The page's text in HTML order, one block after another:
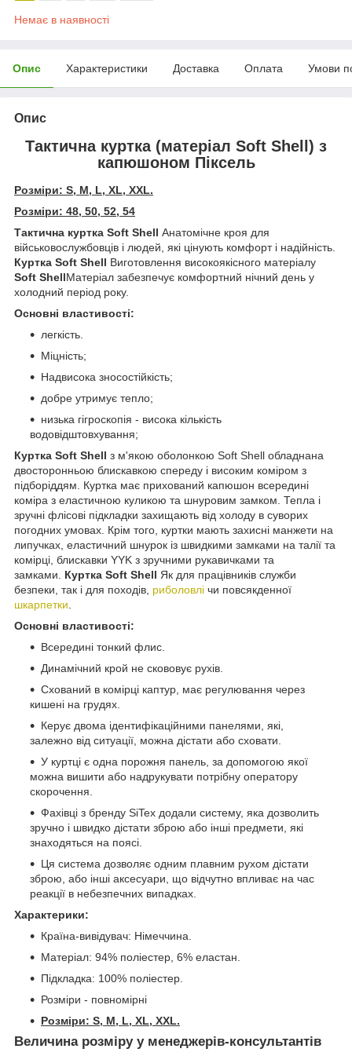
Немає в наявності
Опис Характеристики Доставка Оплата Умови
Опис
Тактична куртка (матеріал Soft Shell) з
капюшоном Піксель
Розміри: S, M, L, XL, XXL.
Розміри: 48, 50, 52, 54
Тактична куртка Soft Shell Анатомічне кроя для
військовослужбовців і людей, які цінують комфорт і надійність.
Куртка Soft Shell Виготовлення високоякісного матеріалу
Soft ShellМатеріал забезпечує комфортний нічний день у
холодний період року.
Основні властивості:
легкість.
Міцність;
Надвисока зносостійкість;
добре утримує тепло;
низька гігроскопія - висока кількість
водовідштовхування;
Куртка Soft Shell з м'якою оболонкою Soft Shell обладнана
двосторонньою блискавкою спереду і високим коміром з
підборіддям. Куртка має прихований капюшон всередині
коміра з еластичною куликою та шнуровим замком. Тепла і
зручні флісові підкладки захищають від холоду в суворих
погодних умовах. Крім того, куртки мають захисні манжети на
липучках, еластичний шнурок із швидкими замками на талії та
комірці, блискавки YYK з зручними рукавичками та
замками. Куртка Soft Shell Як для працівників служби
безпеки, так і для походів, риболовлі чи повсякденної
шкарпетки.
Основні властивості:
Всередині тонкий флис.
Динамічний крой не скововує рухів.
Схований в комірці каптур, має регулювання через
кишені на грудях.
Керує двома ідентифікаційними панелями, які,
залежно від ситуації, можна дістати або сховати.
У куртці є одна порожня панель, за допомогою якої
можна вишити або надрукувати потрібну оператору
скорочення.
Фахівці з бренду SiTex додали систему, яка дозволить
зручно і швидко дістати зброю або інші предмети, які
знаходяться на поясі.
Ця система дозволяє одним плавним рухом дістати
зброю, або інші аксесуари, що відчутно впливає на час
реакції в небезпечних випадках.
Характерики:
Країна-вивідувач: Німеччина.
Матеріал: 94% поліестер, 6% еластан.
Підкладка: 100% поліестер.
Розміри - повномірні
Розміри: S, M, L, XL, XXL.
Величина розміру у менеджерів-консультантів